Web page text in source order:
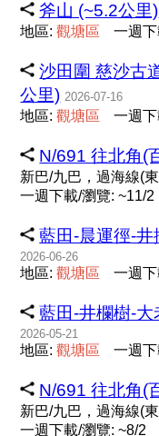
斧山 (~5.2公里)
地區:觀塘區 一週
沙田圍 慈沙古
公里) 2026-07-16
地區:觀塘區 一週
N/691 往北角(
新巴/九巴，過海線(
一週下載/瀏覽: ~11/2
藍田-晨運徑-
2026-06-26
地區:觀塘區 一週
藍田-井欄樹-
2026-05-21
地區:觀塘區 一週
N/691 往北角(
新巴/九巴，過海線(
一週下載/瀏覽: ~8/2